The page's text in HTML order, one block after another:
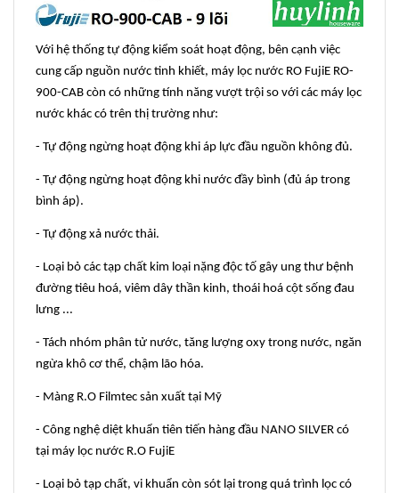
Với hệ thống tự động kiểm soát hoạt động, bên cạnh việc
cung cấp nguồn nước tinh khiết, máy lọc nước RO FujiE RO-
900-CAB còn có những tính năng vượt trội so với các máy lọc
nước khác có trên thị trường như:
- Tự động ngừng hoạt động khi áp lực đầu nguồn không đủ.
- Tự động ngừng hoạt động khi nước đầy bình (đủ áp trong
bình áp).
- Tự động xả nước thải.
- Loại bỏ các tạp chất kim loại nặng độc tố gây ung thư bệnh
đường tiêu hoá, viêm dây thần kinh, thoái hoá cột sống đau
lưng ...
- Tách nhóm phân tử nước, tăng lượng oxy trong nước, ngăn
ngừa khô cơ thể, chậm lão hóa.
- Màng R.O Filmtec sản xuất tại Mỹ
- Công nghệ diệt khuẩn tiên tiến hàng đầu NANO SILVER có
tại máy lọc nước R.O FujiE
- Loại bỏ tạp chất, vi khuẩn còn sót lại trong quá trình lọc có